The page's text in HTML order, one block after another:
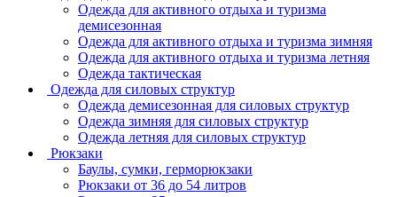
Одежда для активного отдыха и туризма
демисезонная
Одежда для активного отдыха и туризма зимняя
Одежда для активного отдыха и туризма летняя
Одежда тактическая
Одежда для силовых структур
Одежда демисезонная для силовых структур
Одежда зимняя для силовых структур
Одежда летняя для силовых структур
Рюкзаки
Баулы, сумки, герморюкзаки
Рюкзаки от 36 до 54 литров